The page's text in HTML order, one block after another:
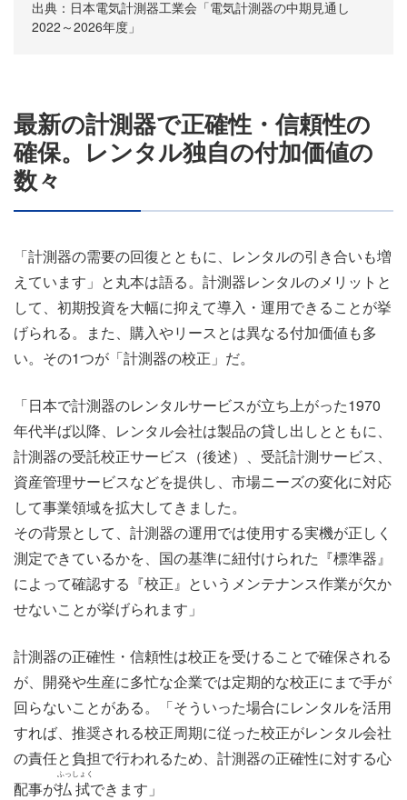
出典：日本電気計測器工業会「電気計測器の中期見通し
2022～2026年度」
最新の計測器で正確性・信頼性の
確保。レンタル独自の付加価値の
数々
「計測器の需要の回復とともに、レンタルの引き合いも増
えています」と丸本は語る。計測器レンタルのメリットと
して、初期投資を大幅に抑えて導入・運用できることが挙
げられる。また、購入やリースとは異なる付加価値も多
い。その1つが「計測器の校正」だ。
「日本で計測器のレンタルサービスが立ち上がった1970
年代半ば以降、レンタル会社は製品の貸し出しとともに、
計測器の受託校正サービス（後述）、受託計測サービス、
資産管理サービスなどを提供し、市場ニーズの変化に対応
して事業領域を拡大してきました。
その背景として、計測器の運用では使用する実機が正しく
測定できているかを、国の基準に紐付けられた『標準器』
によって確認する『校正』というメンテナンス作業が欠か
せないことが挙げられます」
計測器の正確性・信頼性は校正を受けることで確保される
が、開発や生産に多忙な企業では定期的な校正にまで手が
回らないことがある。「そういった場合にレンタルを活用
すれば、推奨される校正周期に従った校正がレンタル会社
の責任と負担で行われるため、計測器の正確性に対する心
配事が払
ふっ
拭
しょく
できます」